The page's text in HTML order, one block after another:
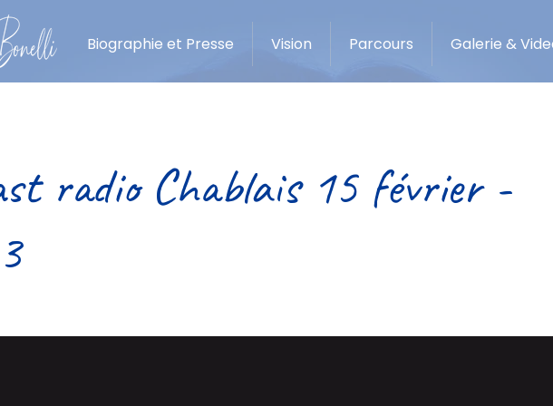
Biographie et Presse Vision Parcours Galerie &
radio Chablais 15 février -